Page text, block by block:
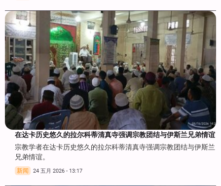
在达卡历史悠久的拉尔科蒂清真寺强调宗教团结与伊斯兰兄弟情谊
宗教学者在达卡历史悠久的拉尔科蒂清真寺强调宗教团结与伊斯兰
兄弟情谊。
新闻 24 五月 2026 - 13:17